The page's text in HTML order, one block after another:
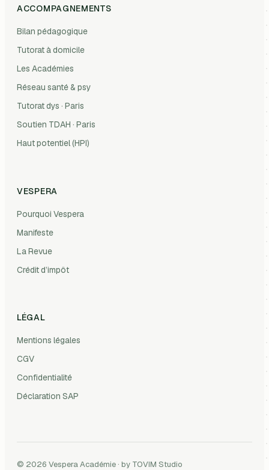
ACCOMPAGNEMENTS
Bilan pédagogique
Tutorat à domicile
Les Académies
Réseau santé & psy
Tutorat dys · Paris
Soutien TDAH · Paris
Haut potentiel (HPI)
VESPERA
Pourquoi Vespera
Manifeste
La Revue
Crédit d’impôt
LÉGAL
Mentions légales
CGV
Confidentialité
Déclaration SAP
© 2026 Vespera Académie · by TOVIM Studio